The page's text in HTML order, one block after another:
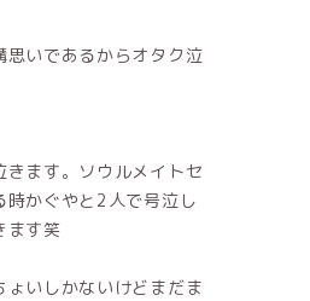
思いであるからオタク泣
きます。ソウルメイトセ
時かぐやと2人で号泣し
ます笑
ょいしかないけどまだま